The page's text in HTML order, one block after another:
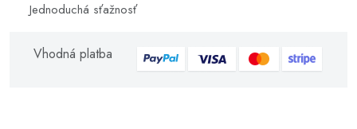
Jednoduchá sťažnosť
Vhodná platba